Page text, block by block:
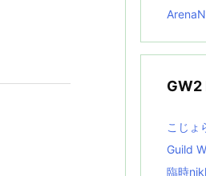
GW2
こじょ
Guild
臨時